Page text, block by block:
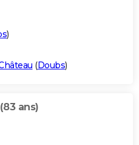
)
(Doubs)
(83 ans)